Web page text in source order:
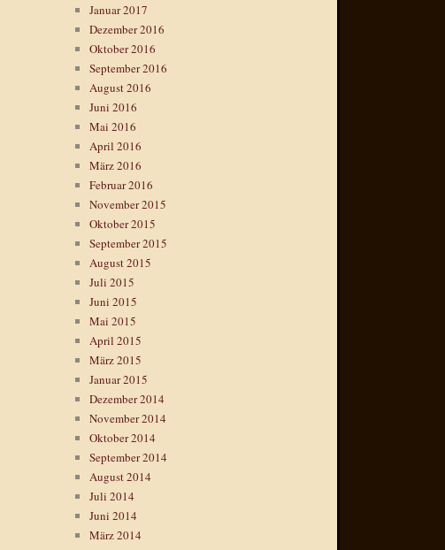
Januar 2017
Dezember 2016
Oktober 2016
September 2016
August 2016
Juni 2016
Mai 2016
April 2016
März 2016
Februar 2016
November 2015
Oktober 2015
September 2015
August 2015
Juli 2015
Juni 2015
Mai 2015
April 2015
März 2015
Januar 2015
Dezember 2014
November 2014
Oktober 2014
September 2014
August 2014
Juli 2014
Juni 2014
März 2014